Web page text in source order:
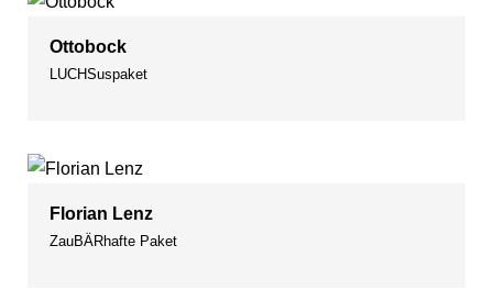
Ottobock
LUCHSuspaket
Florian Lenz
ZauBÄRhafte Paket